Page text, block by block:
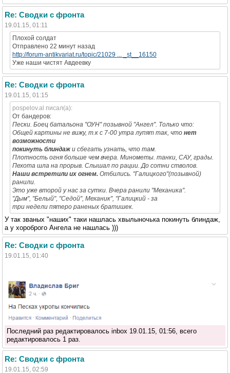
Re: Сводки с фронта
19.01.15, 01:11
Плохой солдат
Отправлено 22 минут назад
http://forum-antikvariat.ru/topic/21029 ... _st__16150
Уже наши чистят Авдеевку
Re: Сводки с фронта
19.01.15, 01:15
pospelov.al писал(а):
От бандеров:
Пески. Боец батальона "ОУН" позывной "Ангел". Только что:
Общей картины не вижу, т.к с 7-00 утра лупят так, что нет
возможности
покинуть блиндаж и сбегать узнать, что там.
Плотность огня больше чем вчера. Минометы. танки, САУ, грады.
Пехота шла на прорыв. Слышал по рации. До сотни стволов.
Наши встретили их огнем. Отбились. "Галицкого"(позывной)
ранили.
Это уже второй у нас за сутки. Вчера ранили "Механика".
"Дым", "Белый", "Седой", Механик", "Галицкий - за
три недели пятеро раненых братишек.
У так званых "наших" таки нашлась хвылыночька покинуть блиндаж,
а у хороброго Ангела не нашлась )))
Re: Сводки с фронта
19.01.15, 01:40
Последний раз редактировалось inbox 19.01.15, 01:56, всего
редактировалось 1 раз.
Re: Сводки с фронта
19.01.15, 02:59